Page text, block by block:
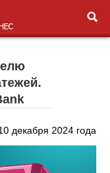
декабря 2024 года